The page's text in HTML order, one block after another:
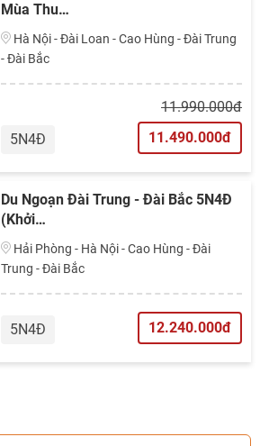
Mùa Thu…
- Đài Bắc
5N4Đ
11.990.000đ
11.490.000đ
Du Ngoạn Đài Trung - Đài Bắc 5N4Đ
(Khởi…
Trung - Đài Bắc
5N4Đ 12.240.000đ